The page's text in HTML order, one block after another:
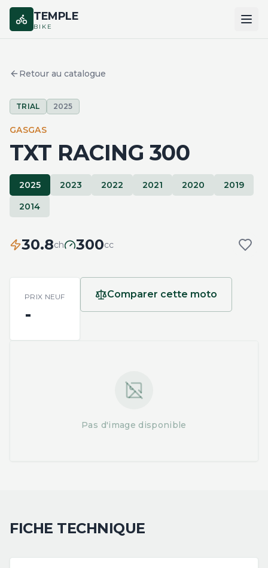
TEMPLE
BIKE
MARQUES
COMPARER
Retour au catalogue
TRIAL 2025
GASGAS
TXT RACING 300
2025 2023 2022 2021 2020
2019
2014
30.8ch 300cc
PRIX NEUF
-
Comparer cette moto
Pas d'image disponible
FICHE TECHNIQUE